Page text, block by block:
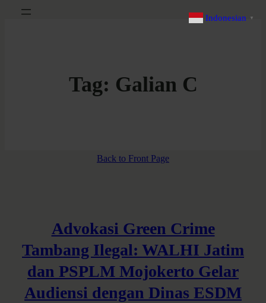
Tag: Galian C
Back to Front Page
Advokasi Green Crime
Tambang Ilegal: WALHI Jatim
dan PSPLM Mojokerto Gelar
Audiensi dengan Dinas ESDM
Indonesian ▼